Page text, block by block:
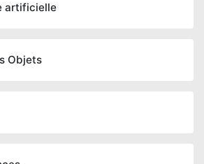
artificielle
Objets